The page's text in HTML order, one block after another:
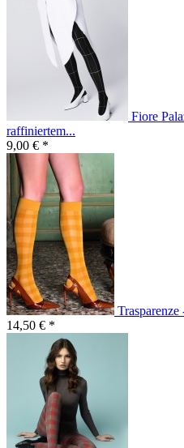
Fiore
raffiniertem...
9,00 € *
14,50 € *